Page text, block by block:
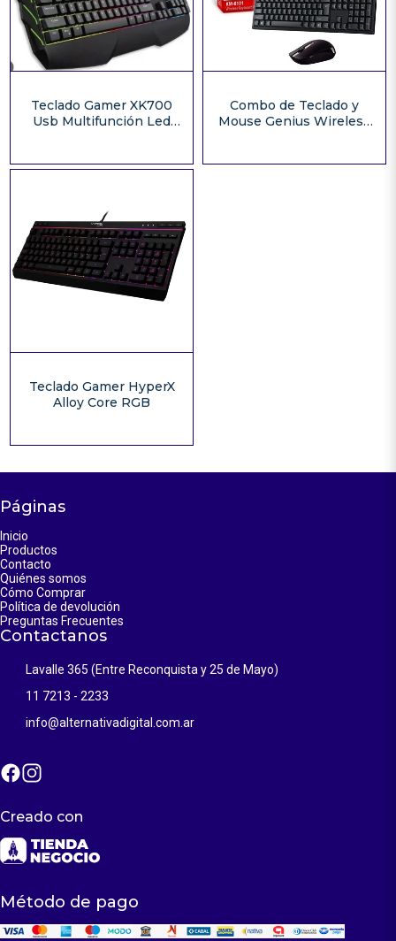
Teclado Gamer XK700
Usb Multifunción Led
Combo de Teclado y
Mouse Genius Wireless
Teclado Gamer HyperX
Alloy Core RGB
Páginas
Inicio
Productos
Contacto
Quiénes somos
Cómo Comprar
Política de devolución
Preguntas Frecuentes
Contactanos
Lavalle 365 (Entre Reconquista y 25 de Mayo)
11 7213 - 2233
info@alternativadigital.com.ar
Creado con
Método de pago